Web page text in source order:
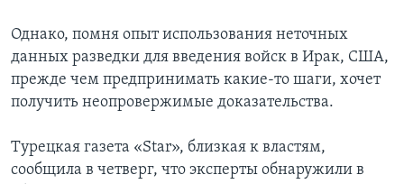
Однако, помня опыт использования неточных
данных разведки для введения войск в Ирак, США,
прежде чем предпринимать какие-то шаги, хочет
получить неопровержимые доказательства.
Турецкая газета «Star», близкая к властям,
сообщила в четверг, что эксперты обнаружили в